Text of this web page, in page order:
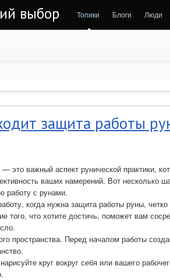
выбор Топики Блоги Люди
защита работы
это важный аспект рунической практики,
ваших намерений. Вот несколько
работу с рунами.
когда нужна защита работы руны,
того, что хотите достичь, поможет вам
пространства. Перед началом работы
круг вокруг себя или вашего